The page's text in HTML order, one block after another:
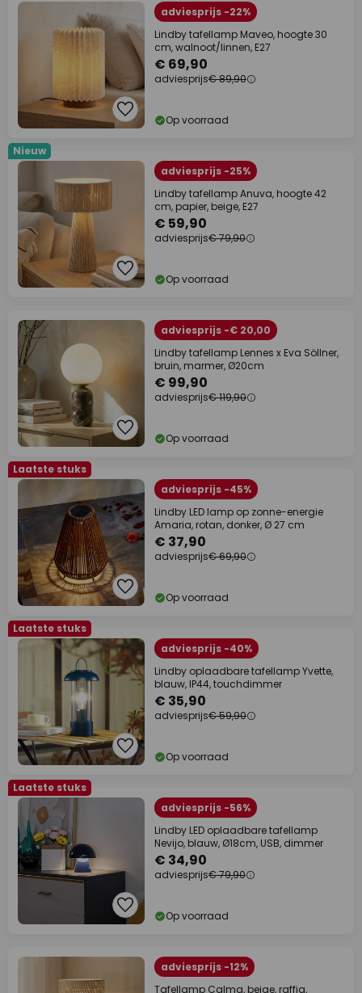
adviesprijs -22%
Lindby tafellamp Maveo, hoogte 30
cm, walnoot/linnen, E27
€ 69,90
adviesprijs€ 89,90
Op voorraad
Nieuw
adviesprijs -25%
Lindby tafellamp Anuva, hoogte 42
cm, papier, beige, E27
€ 59,90
adviesprijs€ 79,90
Op voorraad
adviesprijs -€ 20,00
Lindby tafellamp Lennes x Eva Söllner,
bruin, marmer, Ø20cm
€ 99,90
adviesprijs€ 119,90
Op voorraad
Laatste stuks
adviesprijs -45%
Lindby LED lamp op zonne-energie
Amaria, rotan, donker, Ø 27 cm
€ 37,90
adviesprijs€ 69,90
Op voorraad
Laatste stuks
adviesprijs -40%
Lindby oplaadbare tafellamp Yvette,
blauw, IP44, touchdimmer
€ 35,90
adviesprijs€ 59,90
Op voorraad
Laatste stuks
adviesprijs -56%
Lindby LED oplaadbare tafellamp
Nevijo, blauw, Ø18cm, USB, dimmer
€ 34,90
adviesprijs€ 79,90
Op voorraad
adviesprijs -12%
Tafellamp Calma, beige, raffia,